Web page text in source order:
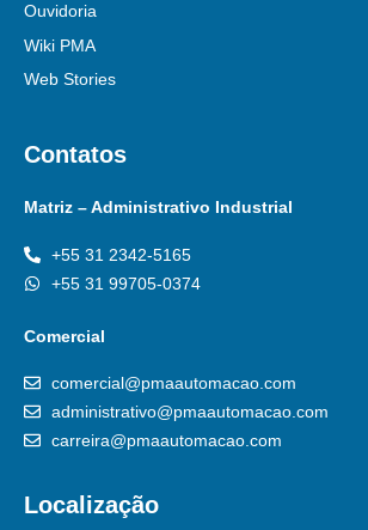
Ouvidoria
Wiki PMA
Web Stories
Contatos
Matriz – Administrativo Industrial
+55 31 2342-5165
+55 31 99705-0374
Comercial
comercial@pmaautomacao.com
administrativo@pmaautomacao.com
carreira@pmaautomacao.com
Localização